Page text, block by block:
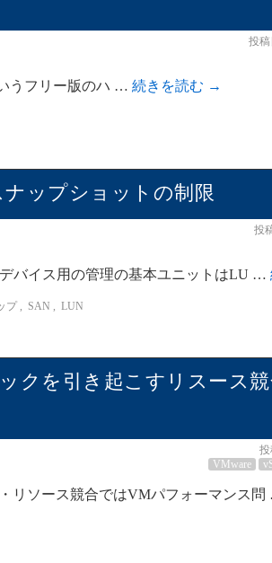
投稿
うフリー版のハ … 続きを読む →
ップショットの制限
投
バイス用の管理の基本ユニットはLU …
プ , SAN , LUN
クを引き起こすリスース
投
VMware
リソース競合ではVMパフォーマンス